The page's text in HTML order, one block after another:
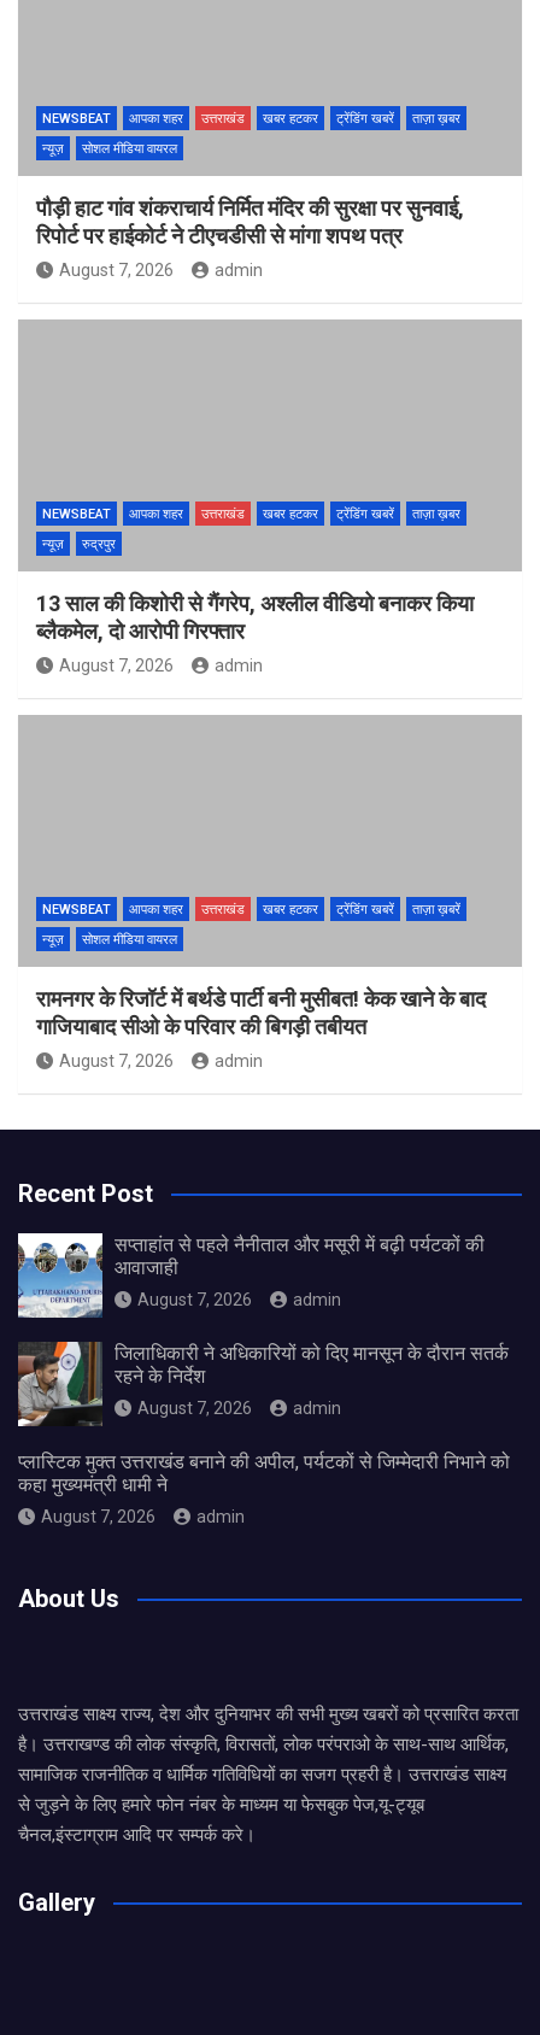
NEWSBEAT आपका शहर उत्तराखंड खबर हटकर ट्रेंडिंग खबरें
ताज़ा ख़बर
न्यूज़
सोशल मीडिया वायरल
पौड़ी हाट गांव शंकराचार्य निर्मित मंदिर की सुरक्षा पर सुनवाई,
रिपोर्ट पर हाईकोर्ट ने टीएचडीसी से मांगा शपथ पत्र
August 7, 2026 admin
NEWSBEAT आपका शहर उत्तराखंड खबर हटकर ट्रेंडिंग खबरें
ताज़ा ख़बर
न्यूज़
रुद्रपुर
13 साल की किशोरी से गैंगरेप, अश्लील वीडियो बनाकर किया
ब्लैकमेल, दो आरोपी गिरफ्तार
August 7, 2026 admin
NEWSBEAT आपका शहर उत्तराखंड खबर हटकर ट्रेंडिंग खबरें
ताज़ा ख़बरें
न्यूज़
सोशल मीडिया वायरल
रामनगर के रिजॉर्ट में बर्थडे पार्टी बनी मुसीबत! केक खाने के बाद
गाजियाबाद सीओ के परिवार की बिगड़ी तबीयत
August 7, 2026 admin
Recent Post
सप्ताहांत से पहले नैनीताल और मसूरी में बढ़ी पर्यटकों की
आवाजाही
August 7, 2026 admin
जिलाधिकारी ने अधिकारियों को दिए मानसून के दौरान सतर्क
रहने के निर्देश
August 7, 2026 admin
प्लास्टिक मुक्त उत्तराखंड बनाने की अपील, पर्यटकों से जिम्मेदारी निभाने को
कहा मुख्यमंत्री धामी ने
August 7, 2026 admin
About Us
उत्तराखंड साक्ष्य राज्य, देश और दुनियाभर की सभी मुख्य खबरों को प्रसारित करता
है। उत्तराखण्ड की लोक संस्कृति, विरासतों, लोक परंपराओ के साथ-साथ आर्थिक,
सामाजिक राजनीतिक व धार्मिक गतिविधियों का सजग प्रहरी है। उत्तराखंड साक्ष्य
से जुड़ने के लिए हमारे फोन नंबर के माध्यम या फेसबुक पेज,यू-ट्यूब
चैनल,इंस्टाग्राम आदि पर सम्पर्क करे।
Gallery